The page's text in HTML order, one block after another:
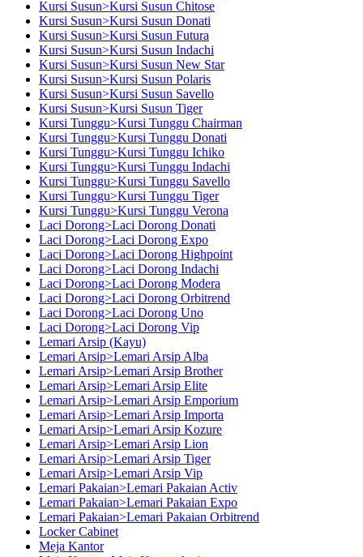
Kursi Susun>Kursi Susun Chitose
Kursi Susun>Kursi Susun Donati
Kursi Susun>Kursi Susun Futura
Kursi Susun>Kursi Susun Indachi
Kursi Susun>Kursi Susun New Star
Kursi Susun>Kursi Susun Polaris
Kursi Susun>Kursi Susun Savello
Kursi Susun>Kursi Susun Tiger
Kursi Tunggu>Kursi Tunggu Chairman
Kursi Tunggu>Kursi Tunggu Donati
Kursi Tunggu>Kursi Tunggu Ichiko
Kursi Tunggu>Kursi Tunggu Indachi
Kursi Tunggu>Kursi Tunggu Savello
Kursi Tunggu>Kursi Tunggu Tiger
Kursi Tunggu>Kursi Tunggu Verona
Laci Dorong>Laci Dorong Donati
Laci Dorong>Laci Dorong Expo
Laci Dorong>Laci Dorong Highpoint
Laci Dorong>Laci Dorong Indachi
Laci Dorong>Laci Dorong Modera
Laci Dorong>Laci Dorong Orbitrend
Laci Dorong>Laci Dorong Uno
Laci Dorong>Laci Dorong Vip
Lemari Arsip (Kayu)
Lemari Arsip>Lemari Arsip Alba
Lemari Arsip>Lemari Arsip Brother
Lemari Arsip>Lemari Arsip Elite
Lemari Arsip>Lemari Arsip Emporium
Lemari Arsip>Lemari Arsip Importa
Lemari Arsip>Lemari Arsip Kozure
Lemari Arsip>Lemari Arsip Lion
Lemari Arsip>Lemari Arsip Tiger
Lemari Arsip>Lemari Arsip Vip
Lemari Pakaian>Lemari Pakaian Activ
Lemari Pakaian>Lemari Pakaian Expo
Lemari Pakaian>Lemari Pakaian Orbitrend
Locker Cabinet
Meja Kantor